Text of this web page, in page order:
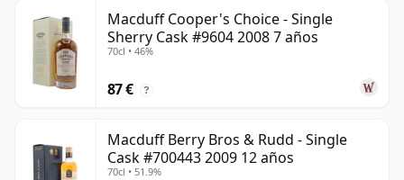
Macduff Cooper's Choice - Single
Sherry Cask #9604 2008 7 años
70cl • 46%
87 € ?
Macduff Berry Bros & Rudd - Single
Cask #700443 2009 12 años
70cl • 51.9%